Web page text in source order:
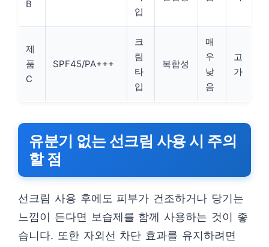
B
입
제
품
C
SPF45/PA+++
크
림
타
입
복합성
매
우
낮
음
고
가
유분기 없는 선크림 사용 시 주의
할 점
선크림 사용 후에도 피부가 건조하거나 당기는
느낌이 든다면 보습제를 함께 사용하는 것이 좋
습니다. 또한 자외선 차단 효과를 유지하려면